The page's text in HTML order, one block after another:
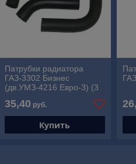
Патрубки радиатора
ГАЗ-3302 Бизнес
(дв.УМЗ-4216 Евро-3) (3
35,40 руб.
Купить